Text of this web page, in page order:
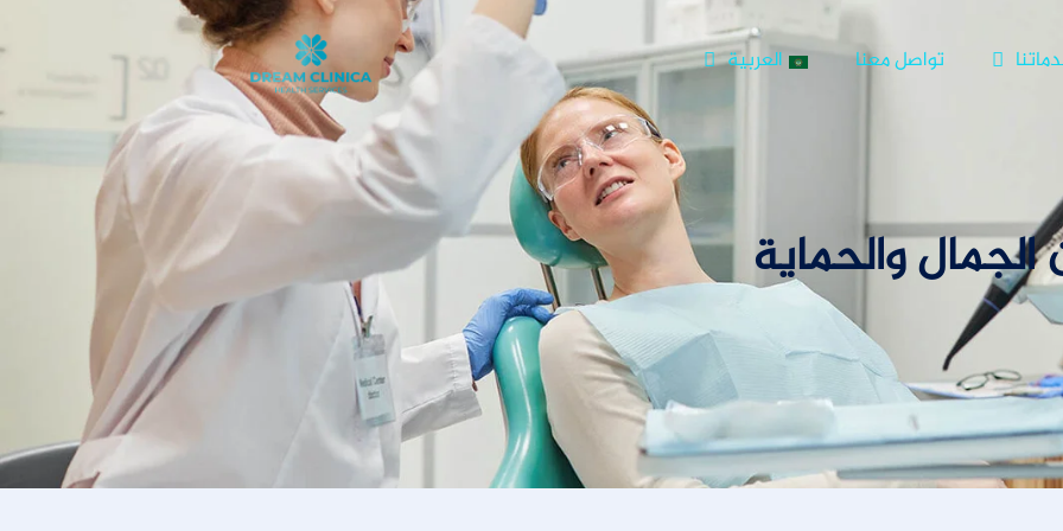
تواصل معنا العربية
والحماية